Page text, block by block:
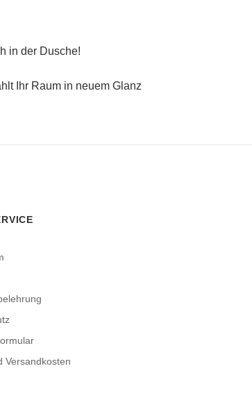
in der Dusche!
Ihr Raum in neuem Glanz
Versandkosten